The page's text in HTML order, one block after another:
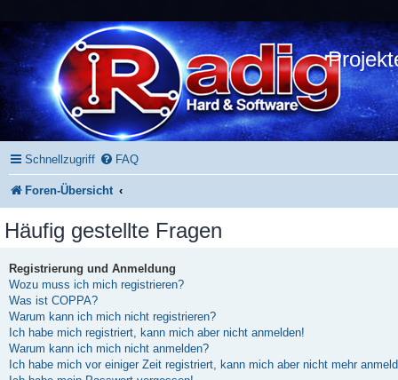
Schnellzugriff FAQ
Foren-Übersicht
Häufig gestellte Fragen
Registrierung und Anmeldung
Wozu muss ich mich registrieren?
Was ist COPPA?
Warum kann ich mich nicht registrieren?
Ich habe mich registriert, kann mich aber nicht anmelden!
Warum kann ich mich nicht anmelden?
Ich habe mich vor einiger Zeit registriert, kann mich aber nicht mehr